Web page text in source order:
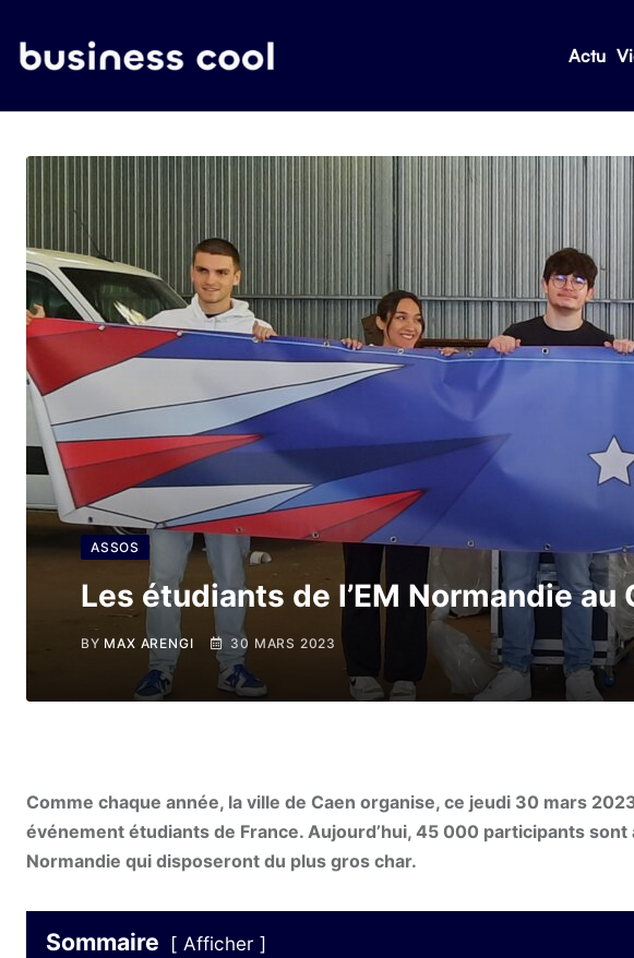
Actu
ASSOS
Les étudiants de l’EM Normandie au
BY MAX ARENGI 30 MARS 2023
Comme chaque année, la ville de Caen organise, ce jeudi 30 mars
événement étudiants de France. Aujourd’hui, 45 000 participants
Normandie qui disposeront du plus gros char.
Sommaire Afficher